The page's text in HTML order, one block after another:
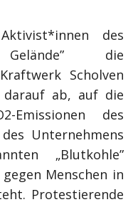
des
die
Scholven
ab, auf die
Emissionen des
Unternehmens
„Blutkohle”
Menschen in
Protestierende